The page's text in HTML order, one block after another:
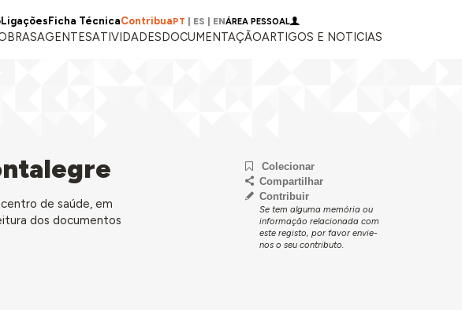
Ligações Ficha TécnicaContribuaPT ES ENÁREA PESSOAL
AGENTESATIVIDADESDOCUMENTAÇÃOARTIGOS E NOTICIAS
de saúde, em
dos documentos
Colecionar
Compartilhar
Contribuir
Se tem alguma memória ou
informação relacionada com
este registo, por favor envie-
nos o seu contributo.